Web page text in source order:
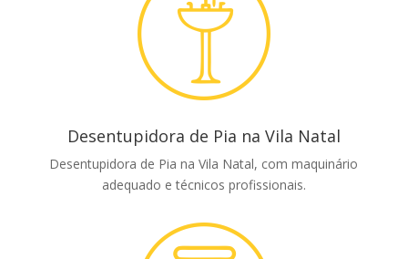
Desentupidora de Pia na Vila Natal
Desentupidora de Pia na Vila Natal, com maquinário
adequado e técnicos profissionais.